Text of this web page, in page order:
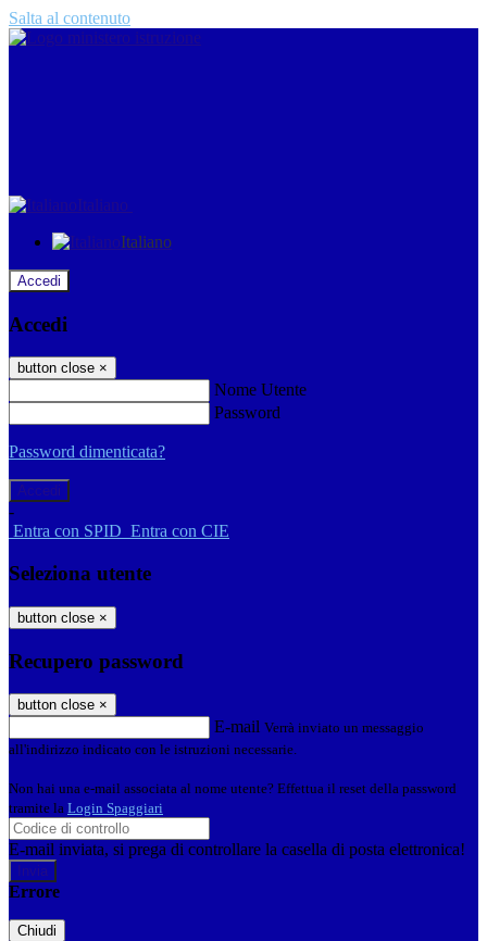
Salta al contenuto
Italiano
Italiano
Accedi
Accedi
button close ×
Nome Utente
Password
Password dimenticata?
-
Entra con SPID Entra con CIE
Seleziona utente
button close ×
Recupero password
button close ×
E-mail Verrà inviato un messaggio
all'indirizzo indicato con le istruzioni necessarie.
Non hai una e-mail associata al nome utente? Effettua il reset della password
tramite la Login Spaggiari
E-mail inviata, si prega di controllare la casella di posta elettronica!
Errore
Chiudi